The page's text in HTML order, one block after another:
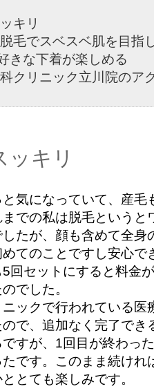
キリ
毛でスベスベ肌を目指
きな下着が楽しめる
クリニック立川院のア
ッキリ
気になっていて、産毛
での私は脱毛という
たが、顔も含めて全
てのことですし安心
回セットにすると料金
でした。
ックで行われている医
で、追加なく完了で
すが、1回目が終わっ
です。このまま続け
とても楽しみです。